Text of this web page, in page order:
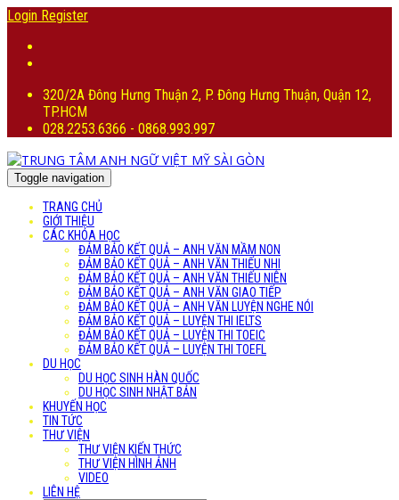
Login Register
320/2A Đông Hưng Thuận 2, P. Đông Hưng Thuận, Quận 12,
TP.HCM
028.2253.6366 - 0868.993.997
Toggle navigation
TRANG CHỦ
GIỚI THIỆU
CÁC KHÓA HỌC
ĐẢM BẢO KẾT QUẢ – ANH VĂN MẦM NON
ĐẢM BẢO KẾT QUẢ – ANH VĂN THIẾU NHI
ĐẢM BẢO KẾT QUẢ – ANH VĂN THIẾU NIÊN
ĐẢM BẢO KẾT QUẢ – ANH VĂN GIAO TIẾP
ĐẢM BẢO KẾT QUẢ – ANH VĂN LUYỆN NGHE NÓI
ĐẢM BẢO KẾT QUẢ – LUYỆN THI IELTS
ĐẢM BẢO KẾT QUẢ – LUYỆN THI TOEIC
ĐẢM BẢO KẾT QUẢ – LUYỆN THI TOEFL
DU HỌC
DU HỌC SINH HÀN QUỐC
DU HỌC SINH NHẬT BẢN
KHUYẾN HỌC
TIN TỨC
THƯ VIỆN
THƯ VIỆN KIẾN THỨC
THƯ VIỆN HÌNH ẢNH
VIDEO
LIÊN HỆ